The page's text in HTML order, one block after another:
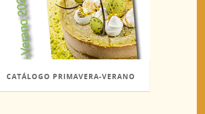
CATÁLOGO PRIMAVERA-VERANO
2026 (PDF)